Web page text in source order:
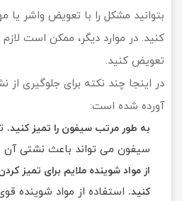
بتوانید مشکل را با تعویض واشر
کنید. در موارد دیگر، ممکن است
تعویض کنید.
در اینجا چند نکته برای جلوگیری
آورده شده است:
به طور مرتب سیفون را تمیز کنید.
سیفون می تواند باعث نشتی آن
از مواد شوینده ملایم برای تمیز
کنید. استفاده از مواد شوینده